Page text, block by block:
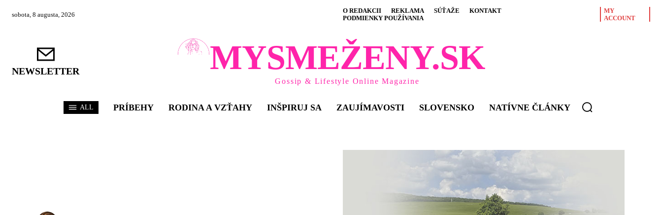
sobota, 8 augusta, 2026 O REDAKCII REKLAMA SÚŤAŽE
KONTAKT
PODMIENKY POUŽÍVANIA
MY
ACCOUNT
NEWSLETTER MYSMEŽENY.SK
Gossip & Lifestyle Online Magazine
ALL PRÍBEHY RODINA A VZŤAHY INŠPIRUJ SA ZAUJÍMAVOSTI SLOVENSKO NATÍVNE ČLÁNKY